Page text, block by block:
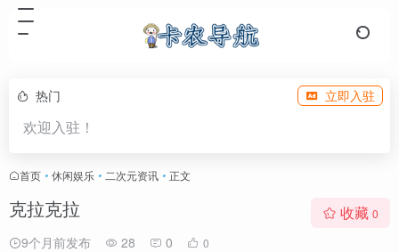
热门 立即入驻
欢迎入驻！
首页 • 休闲娱乐 • 二次元资讯 • 正文
克拉克拉
9个月前发布 28 0 0
收藏 0